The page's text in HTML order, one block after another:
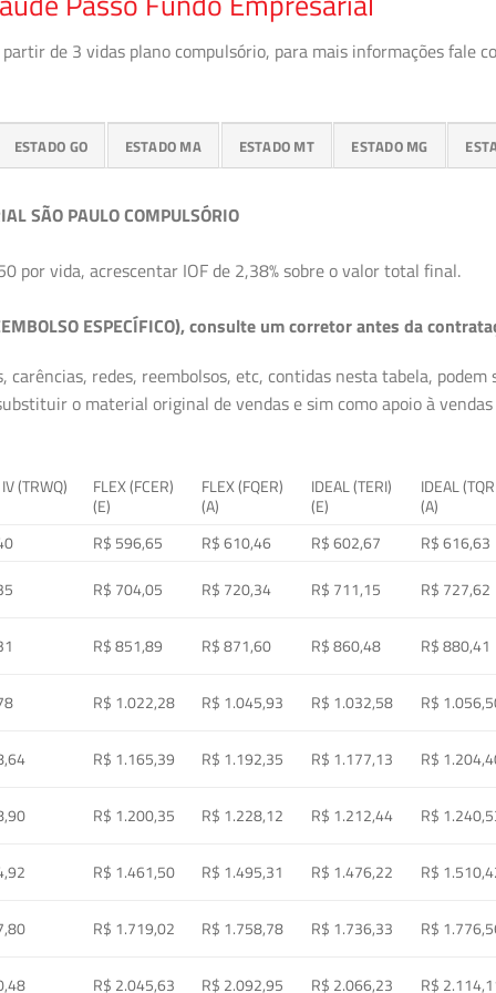
de 3 vidas plano compulsório, para mais informações fale
ESTADO GO ESTADO MA ESTADO MT ESTADO MG
SÃO PAULO COMPULSÓRIO
por vida, acrescentar IOF de 2,38% sobre o valor total final.
ESPECÍFICO), consulte um corretor antes da
carências, redes, reembolsos, etc, contidas nesta tabela,
o material original de vendas e sim como apoio à
(TRWQ)
FLEX (FCER)
(E)
FLEX (FQER)
(A)
IDEAL (TERI)
(E)
IDEAL
(A)
R$ 596,65 R$ 610,46 R$ 602,67
R$ 616,63
R$ 704,05 R$ 720,34 R$ 711,15 R$ 727,62
R$ 851,89 R$ 871,60 R$ 860,48 R$ 880,41
R$ 1.022,28 R$ 1.045,93 R$ 1.032,58 R$
R$ 1.165,39 R$ 1.192,35 R$ 1.177,13 R$
R$ 1.200,35 R$ 1.228,12 R$ 1.212,44 R$
R$ 1.461,50 R$ 1.495,31 R$ 1.476,22 R$
R$ 1.719,02 R$ 1.758,78 R$ 1.736,33 R$
R$ 2.045,63 R$ 2.092,95 R$ 2.066,23 R$